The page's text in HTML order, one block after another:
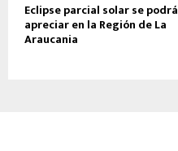
Eclipse parcial solar se podrá
apreciar en la Región de La
Araucania